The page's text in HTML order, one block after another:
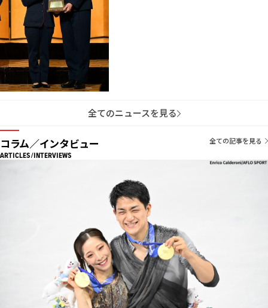
全てのニュースを見る
コラム／インタビュー
ARTICLES/INTERVIEWS
全ての記事を見る